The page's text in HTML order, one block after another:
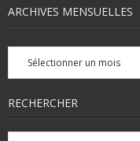
ARCHIVES MENSUELLES
Archives
mensuelles
RECHERCHER